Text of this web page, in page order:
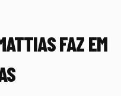
FAZ EM